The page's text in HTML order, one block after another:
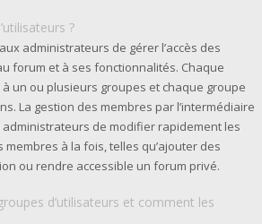
?
administrateurs de gérer l’accès des
forum et à ses fonctionnalités. Chaque
un ou plusieurs groupes et chaque groupe
La gestion des membres par l’intermédiaire
de modifier rapidement les
à la fois, telles qu’ajouter des
ou rendre accessible un forum privé.
d’utilisateurs et comment les